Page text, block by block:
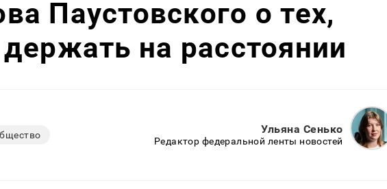
Паустовского о тех,
на расстоянии
Ульяна Сенько
Редактор федеральной ленты новостей